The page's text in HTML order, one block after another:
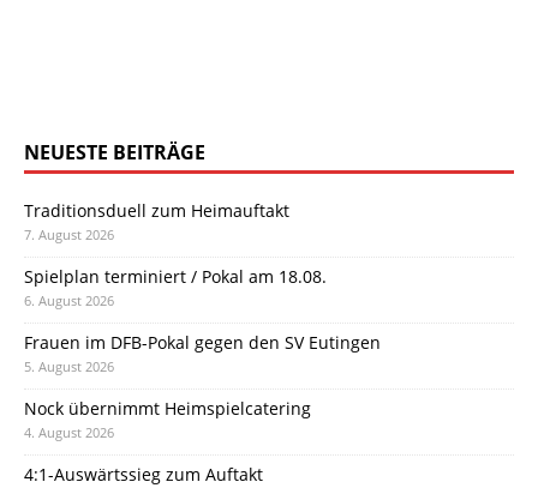
NEUESTE BEITRÄGE
Traditionsduell zum Heimauftakt
7. August 2026
Spielplan terminiert / Pokal am 18.08.
6. August 2026
Frauen im DFB-Pokal gegen den SV Eutingen
5. August 2026
Nock übernimmt Heimspielcatering
4. August 2026
4:1-Auswärtssieg zum Auftakt